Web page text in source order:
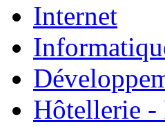
Internet
Hôtellerie -